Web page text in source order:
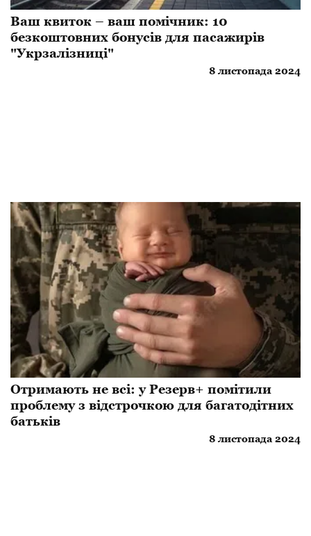
Ваш квиток – ваш помічник: 10
безкоштовних бонусів для пасажирів
"Укрзалізниці"
8 листопада 2024
Отримають не всі: у Резерв+ помітили
проблему з відстрочкою для багатодітних
батьків
8 листопада 2024